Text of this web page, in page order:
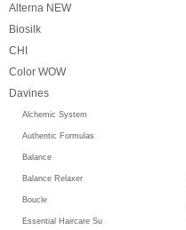
Alterna NEW
Biosilk
CHI
Color WOW
Davines
Alchemic System
Authentic Formulas
Balance
Balance Relaxer
Boucle
Essential Haircare Su